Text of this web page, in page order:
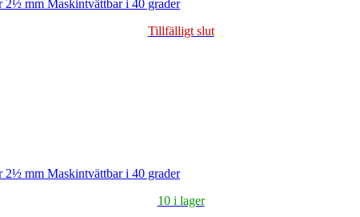
2½ mm Maskintvättbar i 40 grader
Tillfälligt slut
2½ mm Maskintvättbar i 40 grader
10 i lager